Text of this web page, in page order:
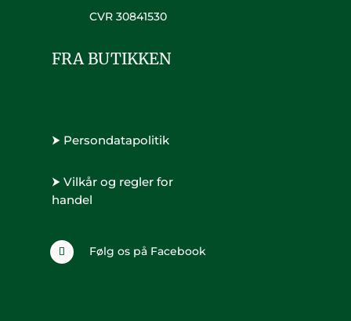
CVR 30841530
FRA BUTIKKEN
⮞ Persondatapolitik
⮞ Vilkår og regler for
handel